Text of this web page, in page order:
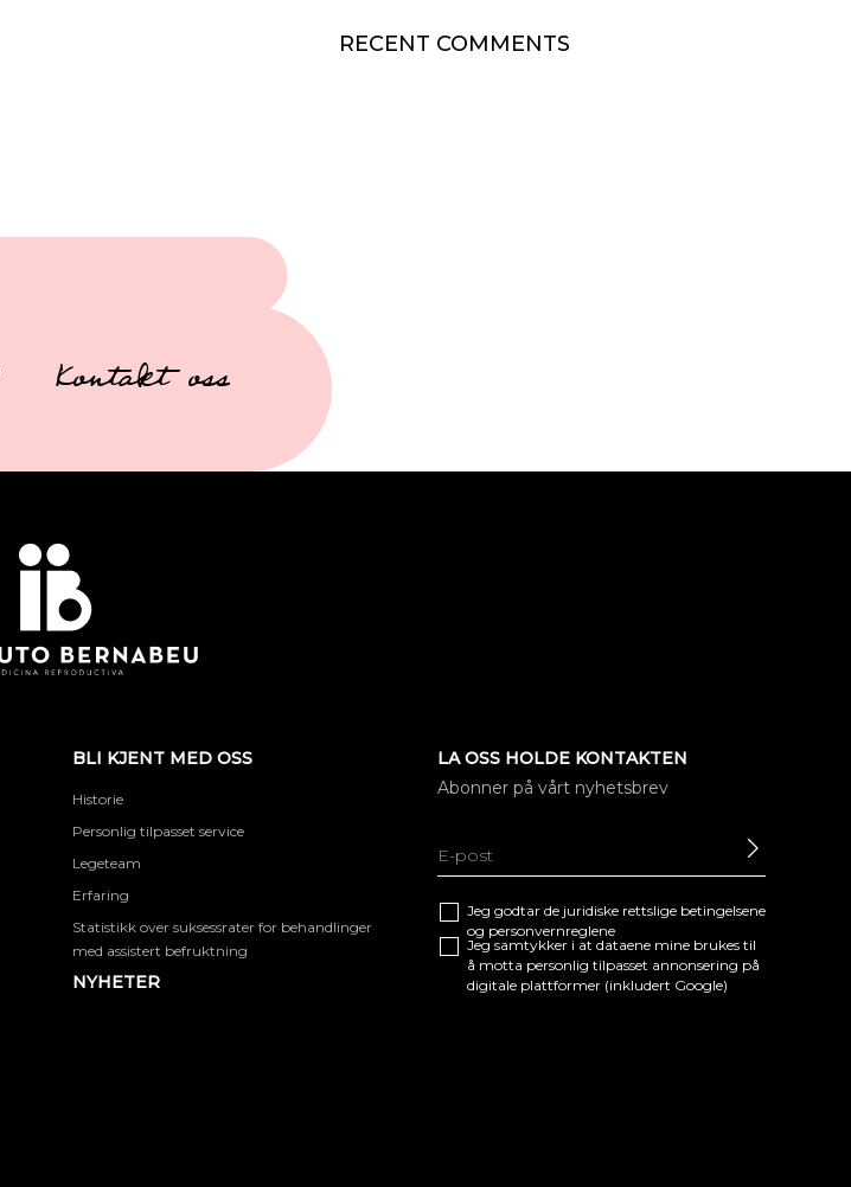
RECENT COMMENTS
Kontakt oss
BLI KJENT MED OSS
Historie
Personlig tilpasset service
Legeteam
Erfaring
Statistikk over suksessrater for behandlinger
med assistert befruktning
NYHETER
LA OSS HOLDE KONTAKTEN
Abonner på vårt nyhetsbrev
Jeg godtar de juridiske rettslige betingelsene
og personvernreglene
Jeg samtykker i at dataene mine brukes til
å motta personlig tilpasset annonsering på
digitale plattformer (inkludert Google)